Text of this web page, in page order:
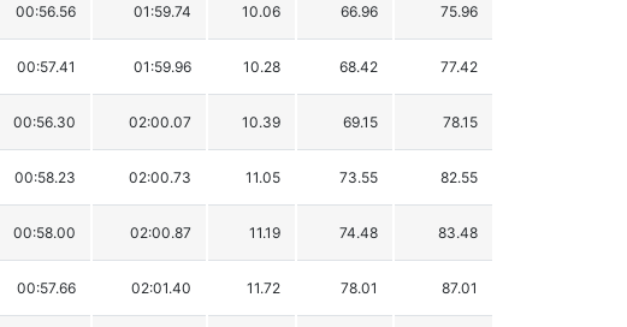
00:56.56 01:59.74 10.06 66.96 75.96
00:57.41 01:59.96 10.28 68.42 77.42
00:56.30 02:00.07 10.39 69.15 78.15
00:58.23 02:00.73 11.05 73.55 82.55
00:58.00 02:00.87 11.19 74.48 83.48
00:57.66 02:01.40 11.72 78.01 87.01